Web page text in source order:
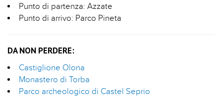
Punto di partenza: Azzate
Punto di arrivo: Parco Pineta
DA NON PERDERE:
Castiglione Olona
Monastero di Torba
Parco archeologico di Castel Seprio